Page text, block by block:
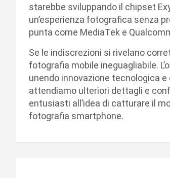
starebbe sviluppando il chipset
un’esperienza fotografica senza
punta come MediaTek e
Se le indiscrezioni si rivelano
fotografia mobile ineguagliabile.
unendo innovazione tecnologica
attendiamo ulteriori dettagli e
entusiasti all’idea di catturare il
fotografia smartphone.